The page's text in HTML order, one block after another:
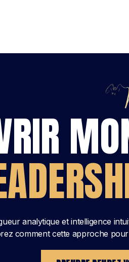
analytique et intelligence
comment cette approche